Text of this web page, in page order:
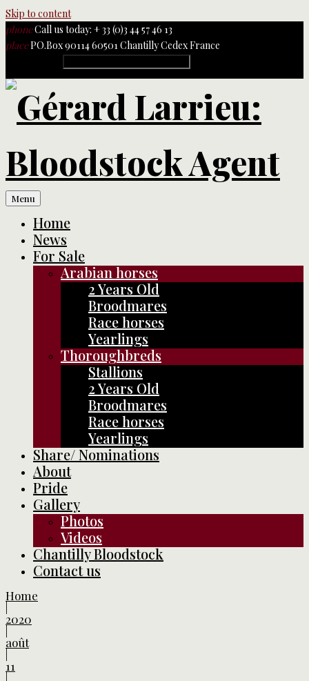
Skip to content
phoneCall us today: + 33 (0)3 44 57 46 13
placePO.Box 90114 60501 Chantilly Cedex France
Menu
Home
News
For Sale
Arabian horses
2 Years Old
Broodmares
Race horses
Yearlings
Thoroughbreds
Stallions
2 Years Old
Broodmares
Race horses
Yearlings
Share/ Nominations
About
Pride
Gallery
Photos
Videos
Chantilly Bloodstock
Contact us
Home
2020
août
11